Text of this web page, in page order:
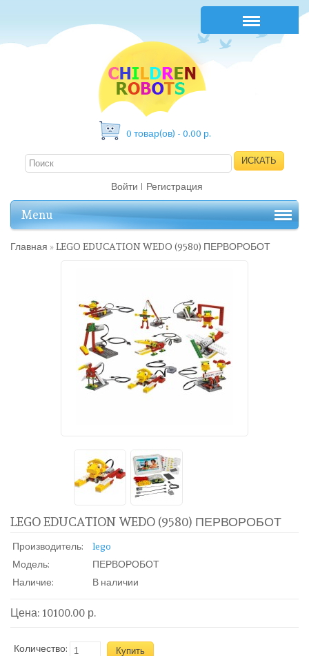
ИСКАТЬ
Войти Регистрация
0 товар(ов) - 0.00 р.
Menu
Главная » LEGO EDUCATION WEDO (9580) ПЕРВОРОБОТ
LEGO EDUCATION WEDO (9580) ПЕРВОРОБОТ
Производитель:
lego
Модель:
ПЕРВОРОБОТ
Наличие:
В наличии
Цена: 10100.00 р.
Количество: